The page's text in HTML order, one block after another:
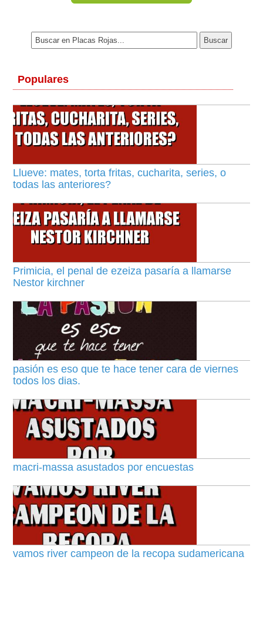
Populares
Llueve: mates, torta fritas, cucharita, series, o
todas las anteriores?
Primicia, el penal de ezeiza pasaría a llamarse
Nestor kirchner
pasión es eso que te hace tener cara de viernes
todos los dias.
macri-massa asustados por encuestas
vamos river campeon de la recopa sudamericana